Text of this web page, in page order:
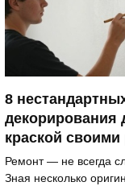
8
декорирования
краской своими
Ремонт — не всегда
Зная несколько